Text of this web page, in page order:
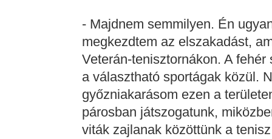
- Majdnem semmilyen. Én
megkezdtem az elszakadást,
Veterán-tenisztornákon. A
a választható sportágak közül.
győzniakarásom ezen a
párosban játszogatunk,
viták zajlanak közöttünk a